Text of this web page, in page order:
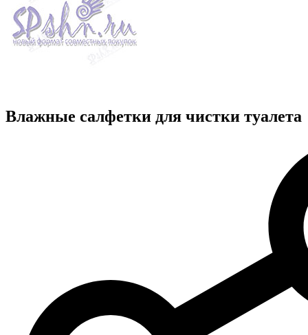
Влажные салфетки для чистки туалета